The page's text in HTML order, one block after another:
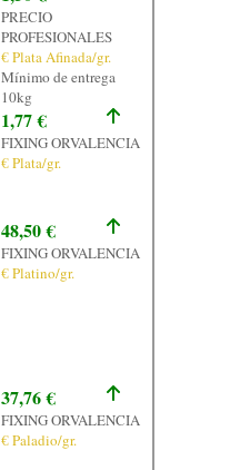
PRECIO
PROFESIONALES
€ Plata Afinada/gr.
Mínimo de entrega
10kg
1,77 €
FIXING ORVALENCIA
€ Plata/gr.
48,50 €
FIXING ORVALENCIA
€ Platino/gr.
37,76 €
FIXING ORVALENCIA
€ Paladio/gr.